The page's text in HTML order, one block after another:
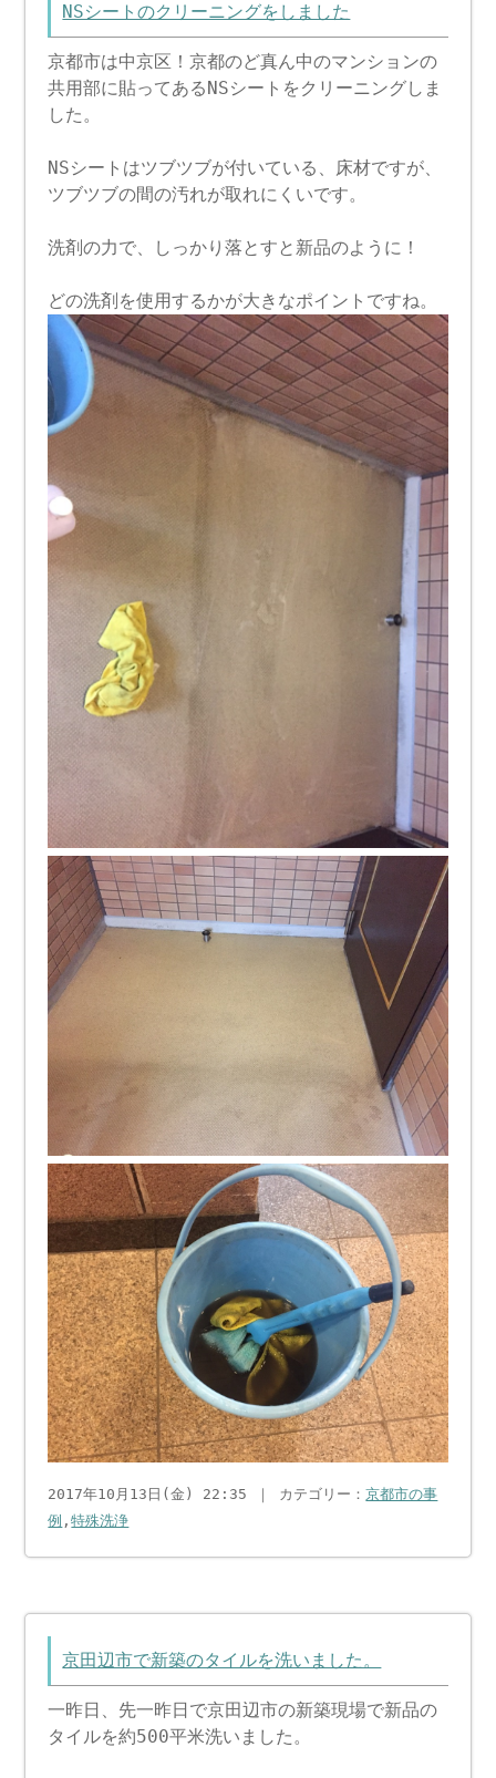
NSシートのクリーニングをしました
京都市は中京区！京都のど真ん中のマンションの
共用部に貼ってあるNSシートをクリーニングしま
した。
NSシートはツブツブが付いている、床材ですが、
ツブツブの間の汚れが取れにくいです。
洗剤の力で、しっかり落とすと新品のように！
どの洗剤を使用するかが大きなポイントですね。
2017年10月13日(金) 22:35 ｜ カテゴリー：京都市の事
例 ,特殊洗浄
京田辺市で新築のタイルを洗いました。
一昨日、先一昨日で京田辺市の新築現場で新品の
タイルを約500平米洗いました。